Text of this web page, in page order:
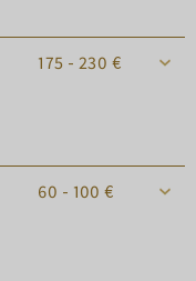
175 - 230 €
60 - 100 €